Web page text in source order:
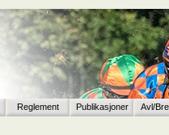
Reglement Publikasjoner Avl/